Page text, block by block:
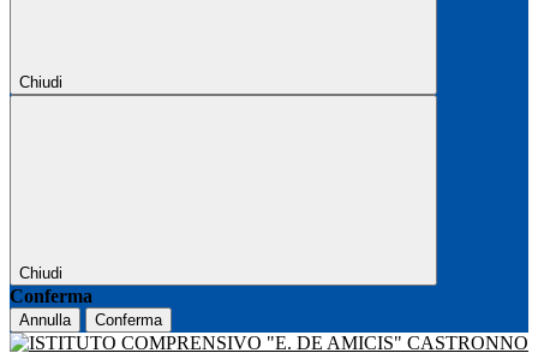
Chiudi
Chiudi
Conferma
Annulla Conferma